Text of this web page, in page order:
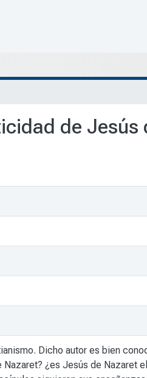
de Jesús
Dicho autor es bien
¿es Jesús de Nazaret